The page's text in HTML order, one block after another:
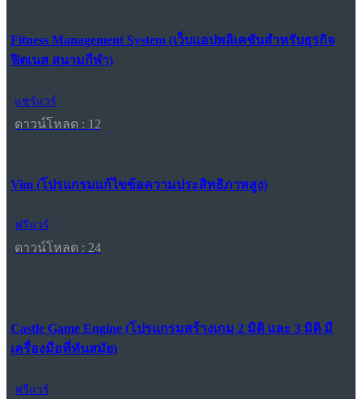
Fitness Management System (เว็บแอปพลิเคชันสำหรับธุรกิจ
ฟิตเนส สนามกีฬา)
แชร์แวร์
ดาวน์โหลด : 12
Vim (โปรแกรมแก้ไขข้อความประสิทธิภาพสูง)
ฟรีแวร์
ดาวน์โหลด : 24
Castle Game Engine (โปรแกรมสร้างเกม 2 มิติ และ 3 มิติ มี
เครื่องมือที่ทันสมัย)
ฟรีแวร์